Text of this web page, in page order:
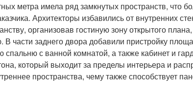
метра имела ряд замкнутых пространств, что
Архитекторы избавились от внутренних
организовав гостиную зону открытого плана,
части заднего двора добавили пристройку
с ванной комнатой, а также кабинет и
который выходит за пределы интерьера и
пространства, чему также способствует